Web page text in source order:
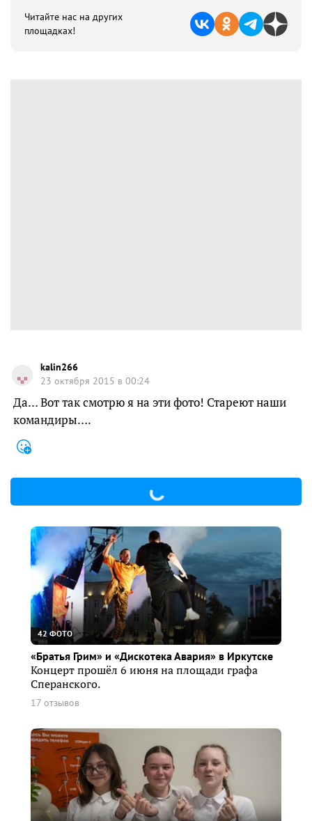
Читайте нас на других
площадках!
kalin266
23 октября 2015 в 00:24
Да… Вот так смотрю я на эти фото! Стареют наши
командиры….
42 ФОТО
«Братья Грим» и «Дискотека Авария» в Иркутске
Концерт прошёл 6 июня на площади графа
Сперанского.
17 отзывов